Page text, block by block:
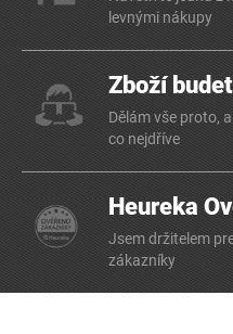
levnými nákupy
Zboží
Dělám vše proto,
co nejdříve
Heureka
Jsem držitelem
zákazníky